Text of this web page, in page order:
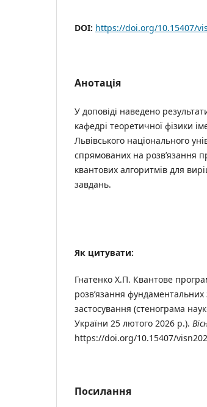
DOI: https://doi.org/10.15407/
Анотація
У доповіді наведено
кафедрі теоретичної фізики
Львівського національного
спрямованих на розв’язання
квантових алгоритмів для
завдань.
Як цитувати:
Гнатенко Х.П. Квантове
розв’язання
застосування (стенограма
України 25 лютого 2026 р.).
https://doi.org/10.15407/
Посилання